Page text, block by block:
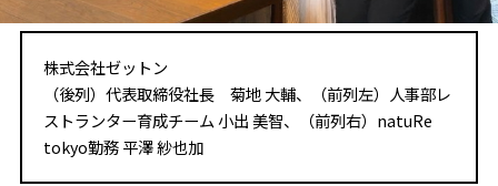
株式会社ゼットン
（後列）代表取締役社長 菊地 大輔、（前列左）人事部レ
ストランター育成チーム 小出 美智、（前列右）natuRe
tokyo勤務 平澤 紗也加